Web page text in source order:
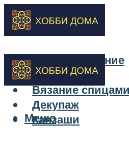
Бисероплетение
Вышивка
Вязание спицами
Декупаж
Канзаши
Меню